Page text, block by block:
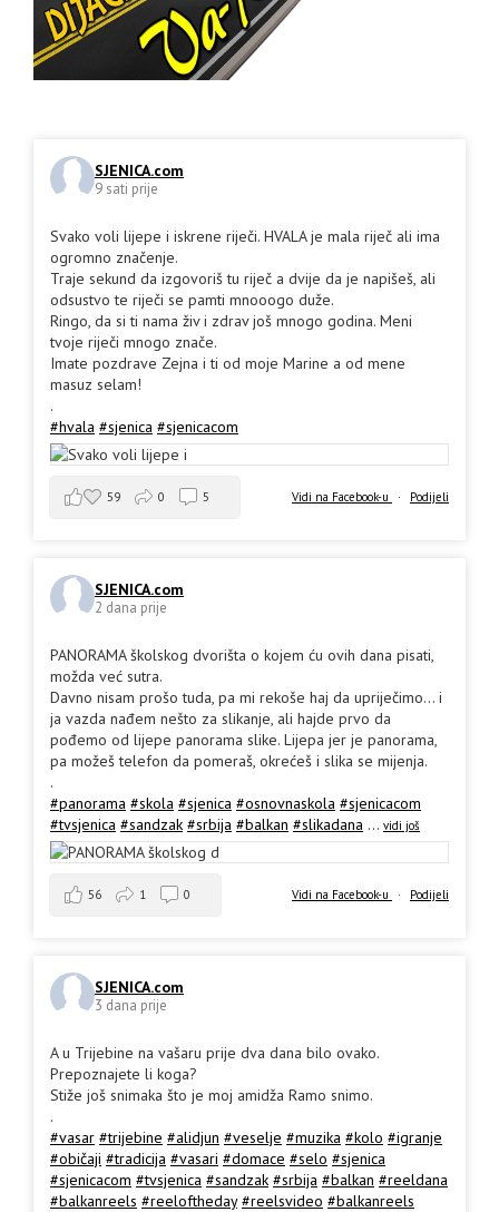
SJENICA.com
9 sati prije
Svako voli lijepe i iskrene riječi. HVALA je mala riječ ali ima
ogromno značenje.
Traje sekund da izgovoriš tu riječ a dvije da je napišeš, ali
odsustvo te riječi se pamti mnooogo duže.
Ringo, da si ti nama živ i zdrav još mnogo godina. Meni
tvoje riječi mnogo znače.
Imate pozdrave Zejna i ti od moje Marine a od mene
masuz selam!
.
#hvala #sjenica #sjenicacom
Vidi na Facebook-u · Podijeli
59 0 5
SJENICA.com
2 dana prije
PANORAMA školskog dvorišta o kojem ću ovih dana pisati,
možda već sutra.
Davno nisam prošo tuda, pa mi rekoše haj da upriječimo... i
ja vazda nađem nešto za slikanje, ali hajde prvo da
pođemo od lijepe panorama slike. Lijepa jer je panorama,
pa možeš telefon da pomeraš, okrećeš i slika se mijenja.
.
#panorama #skola #sjenica #osnovnaskola #sjenicacom
#tvsjenica #sandzak #srbija #balkan #slikadana ... vidi još
Vidi na Facebook-u · Podijeli
56 1 0
SJENICA.com
3 dana prije
A u Trijebine na vašaru prije dva dana bilo ovako.
Prepoznajete li koga?
Stiže još snimaka što je moj amidža Ramo snimo.
.
#vasar #trijebine #alidjun #veselje #muzika #kolo #igranje
#običaji #tradicija #vasari #domace #selo #sjenica
#sjenicacom #tvsjenica #sandzak #srbija #balkan #reeldana
#balkanreels #reeloftheday #reelsvideo #balkanreels